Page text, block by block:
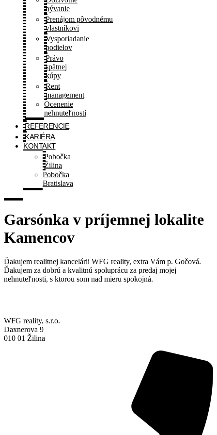
bývanie
Prenájom pôvodnému
vlastníkovi
Vysporiadanie
podielov
Právo
spätnej
kúpy
Rent
management
Ocenenie
nehnuteľností
REFERENCIE
KARIÉRA
KONTAKT
Pobočka
Žilina
Pobočka
Bratislava
Garsónka v príjemnej lokalite
Kamencov
Ďakujem realitnej kancelárii WFG reality, extra Vám p. Gočová.
Ďakujem za dobrú a kvalitnú spoluprácu za predaj mojej
nehnuteľnosti, s ktorou som nad mieru spokojná.
WFG reality, s.r.o.
Daxnerova 9
010 01 Žilina